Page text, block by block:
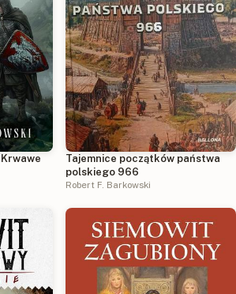
Tajemnice początków państwa
polskiego 966
Robert F. Barkowski